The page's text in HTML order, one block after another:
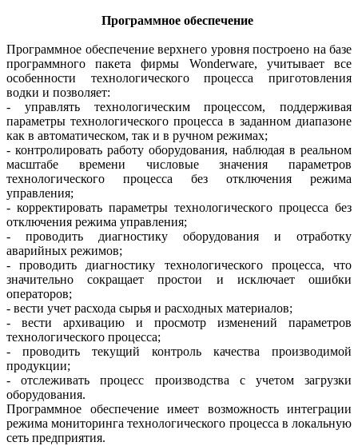
Программное обеспечение
Программное обеспечение верхнего уровня построено на базе
программного пакета фирмы Wonderware, учитывает все
особенности технологического процесса приготовления
водки и позволяет:
- управлять технологическим процессом, поддерживая
параметры технологического процесса в заданном диапазоне
как в автоматическом, так и в ручном режимах;
- контролировать работу оборудования, наблюдая в реальном
масштабе времени числовые значения параметров
технологического процесса без отключения режима
управления;
- корректировать параметры технологического процесса без
отключения режима управления;
- проводить диагностику оборудования и отработку
аварийных режимов;
- проводить диагностику технологического процесса, что
значительно сокращает простои и исключает ошибки
операторов;
- вести учет расхода сырья и расходных материалов;
- вести архивацию и просмотр изменений параметров
технологического процесса;
- проводить текущий контроль качества производимой
продукции;
- отслеживать процесс производства с учетом загрузки
оборудования.
Программное обеспечение имеет возможность интеграции
режима мониторинга технологического процесса в локальную
сеть предприятия.